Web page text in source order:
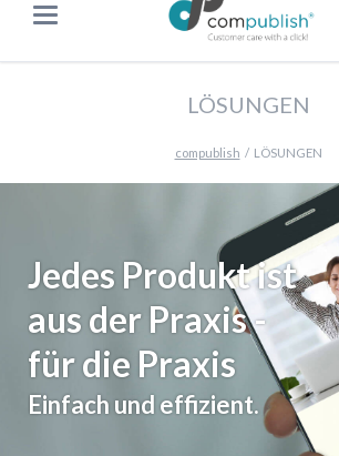
LÖSUNGEN
compublish LÖSUNGEN
Jedes Produkt ist
aus der Praxis -
für die Praxis
Einfach und effizient.